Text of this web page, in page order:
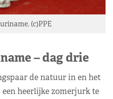
(c)PPE
– dag drie
de natuur in en het
heerlijke zomerjurk te